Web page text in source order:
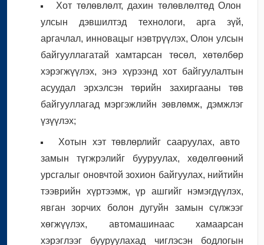
Хот төлөвлөлт, дахин төлөвлөлтөд Олон
улсын дэвшилтэд технологи, арга зүй,
аргачлал, инновацыг нэвтрүүлэх, Олон улсын
байгууллагатай хамтарсан төсөл, хөтөлбөр
хэрэгжүүлэх, энэ хүрээнд хот байгуулалтын
асуудал эрхэлсэн төрийн захиргааны төв
байгууллагад мэргэжлийн зөвлөмж, дэмжлэг
үзүүлэх;
Хотын хэт төвлөрлийг сааруулах, авто
замын түгжрэлийг бууруулах, хөдөлгөөний
урсгалыг оновчтой зохион байгуулах, нийтийн
тээврийн хүртээмж, үр ашгийг нэмэгдүүлэх,
явган зорчих болон дугуйн замын сүлжээг
хөгжүүлэх, автомашинаас хамаарсан
хэрэглээг бууруулахад чиглэсэн бодлогын